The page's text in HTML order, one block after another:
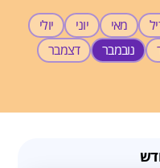
מאי יוני
יולי
נובמבר דצמבר